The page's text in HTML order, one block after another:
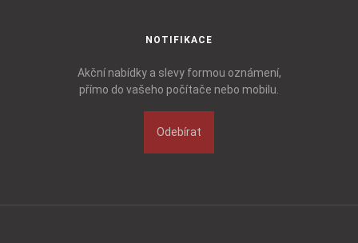
NOTIFIKACE
Akční nabídky a slevy formou oznámení,
přímo do vašeho počítače nebo mobilu.
Odebírat